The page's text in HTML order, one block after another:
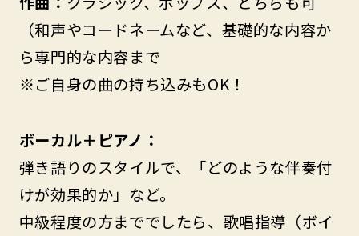
（和声やコードネームなど、基礎的な内容か
ら専門的な内容まで
※ご自身の曲の持ち込みもOK！
ボーカル＋ピアノ：
弾き語りのスタイルで、「どのような伴奏付
けが効果的か」など。
中級程度の方まででしたら、歌唱指導（ボイ